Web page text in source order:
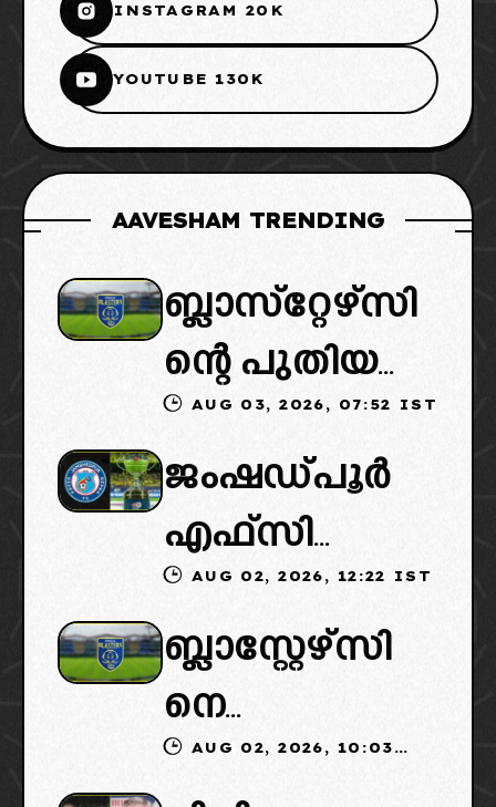
INSTAGRAM 20K
YOUTUBE 130K
AAVESHAM TRENDING
ബ്ലാസ്‌റ്റേഴ്‌സി
ന്റെ പുതിയ
ഉടമകളിൽ
മലബാറിൽ
നിന്നുള്ള
ബിസിനസ്
ഗ്രൂപ്പും:
ക്ലബ്ബിന്റെ
ആസ്ഥാനം
AUG 03, 2026, 07:52 IST
ജംഷഡ്പൂർ
എഫ്സി
മടങ്ങിവരും!:
തിരിച്ചെത്തി
ക്കാൻ
നീക്കങ്ങൾ
AUG 02, 2026, 12:22 IST
ബ്ലാസ്റ്റേഴ്‌സി
നെ
ഏറ്റെടുക്കാൻ
AUG 02, 2026, 10:03